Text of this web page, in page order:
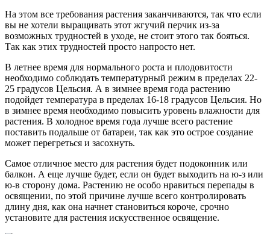
На этом все требования растения заканчиваются, так что если
вы не хотели выращивать этот жгучий перчик из-за
возможных трудностей в уходе, не стоит этого так бояться.
Так как этих трудностей просто напросто нет.
В летнее время для нормального роста и плодовитости
необходимо соблюдать температурный режим в пределах 22-
25 градусов Цельсия. А в зимнее время года растению
подойдет температура в пределах 16-18 градусов Цельсия. Но
в зимнее время необходимо повысить уровень влажности для
растения. В холодное время года лучше всего растение
поставить подальше от батареи, так как это острое создание
может перегреться и засохнуть.
Самое отличное место для растения будет подоконник или
балкон. А еще лучше будет, если он будет выходить на ю-з или
ю-в сторону дома. Растению не особо нравиться перепады в
освящении, по этой причине лучше всего контролировать
длину дня, как она начнет становиться короче, срочно
установите для растения искусственное освящение.